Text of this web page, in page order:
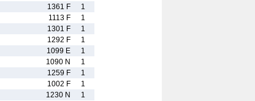
1361 F
1
1113 F
1
1301 F
1
1292 F
1
1099 E
1
1090 N
1
1259 F
1
1002 F
1
1230 N
1